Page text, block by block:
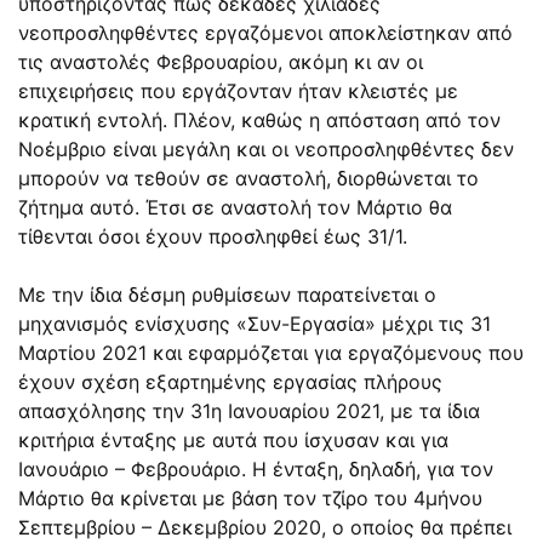
νεοπροσληφθέντες εργαζόμενοι αποκλείστηκαν από
τις αναστολές Φεβρουαρίου, ακόμη κι αν οι
επιχειρήσεις που εργάζονταν ήταν κλειστές με
κρατική εντολή. Πλέον, καθώς η απόσταση από τον
Νοέμβριο είναι μεγάλη και οι νεοπροσληφθέντες δεν
μπορούν να τεθούν σε αναστολή, διορθώνεται το
ζήτημα αυτό. Έτσι σε αναστολή τον Μάρτιο θα
τίθενται όσοι έχουν προσληφθεί έως 31/1.
Με την ίδια δέσμη ρυθμίσεων παρατείνεται ο
μηχανισμός ενίσχυσης «Συν-Εργασία» μέχρι τις 31
Μαρτίου 2021 και εφαρμόζεται για εργαζόμενους που
έχουν σχέση εξαρτημένης εργασίας πλήρους
απασχόλησης την 31η Ιανουαρίου 2021, με τα ίδια
κριτήρια ένταξης με αυτά που ίσχυσαν και για
Ιανουάριο – Φεβρουάριο. Η ένταξη, δηλαδή, για τον
Μάρτιο θα κρίνεται με βάση τον τζίρο του 4μήνου
Σεπτεμβρίου – Δεκεμβρίου 2020, ο οποίος θα πρέπει